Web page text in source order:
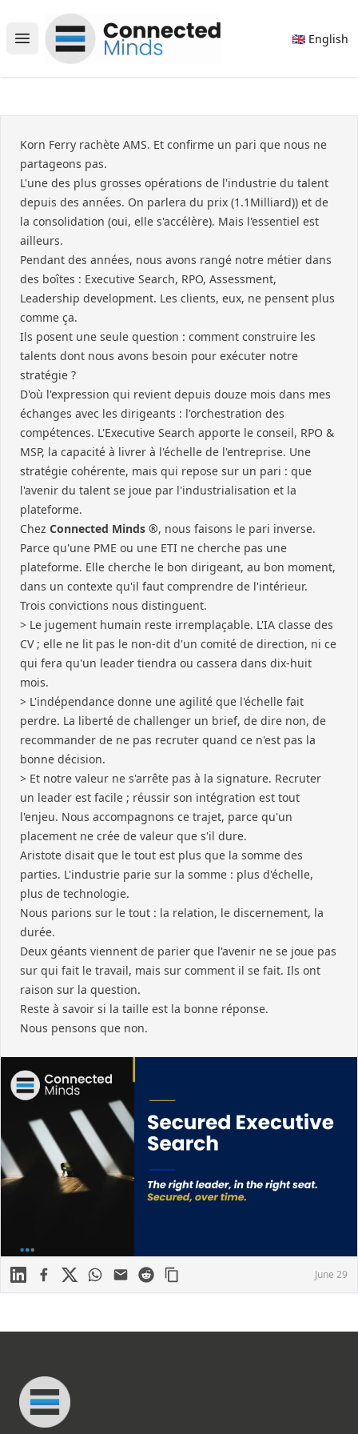
Open main menu
Connected Minds
🇬🇧 English
Korn Ferry rachète AMS. Et confirme un pari que nous ne
partageons pas.
L'une des plus grosses opérations de l'industrie du talent
depuis des années. On parlera du prix (1.1Milliard)) et de
la consolidation (oui, elle s'accélère). Mais l'essentiel est
ailleurs.
Pendant des années, nous avons rangé notre métier dans
des boîtes : Executive Search, RPO, Assessment,
Leadership development. Les clients, eux, ne pensent plus
comme ça.
Ils posent une seule question : comment construire les
talents dont nous avons besoin pour exécuter notre
stratégie ?
D'où l'expression qui revient depuis douze mois dans mes
échanges avec les dirigeants : l'orchestration des
compétences. L'Executive Search apporte le conseil, RPO &
MSP, la capacité à livrer à l'échelle de l'entreprise. Une
stratégie cohérente, mais qui repose sur un pari : que
l'avenir du talent se joue par l'industrialisation et la
plateforme.
Chez Connected Minds ®, nous faisons le pari inverse.
Parce qu'une PME ou une ETI ne cherche pas une
plateforme. Elle cherche le bon dirigeant, au bon moment,
dans un contexte qu'il faut comprendre de l'intérieur.
Trois convictions nous distinguent.
> Le jugement humain reste irremplaçable. L'IA classe des
CV ; elle ne lit pas le non-dit d'un comité de direction, ni ce
qui fera qu'un leader tiendra ou cassera dans dix-huit
mois.
> L'indépendance donne une agilité que l'échelle fait
perdre. La liberté de challenger un brief, de dire non, de
recommander de ne pas recruter quand ce n'est pas la
bonne décision.
> Et notre valeur ne s'arrête pas à la signature. Recruter
un leader est facile ; réussir son intégration est tout
l'enjeu. Nous accompagnons ce trajet, parce qu'un
placement ne crée de valeur que s'il dure.
Aristote disait que le tout est plus que la somme des
parties. L'industrie parie sur la somme : plus d'échelle,
plus de technologie.
Nous parions sur le tout : la relation, le discernement, la
durée.
Deux géants viennent de parier que l'avenir ne se joue pas
sur qui fait le travail, mais sur comment il se fait. Ils ont
raison sur la question.
Reste à savoir si la taille est la bonne réponse.
Nous pensons que non.
LinkedinFacebook
X WhatsApp
Mail Reddit June 29
Connected Minds